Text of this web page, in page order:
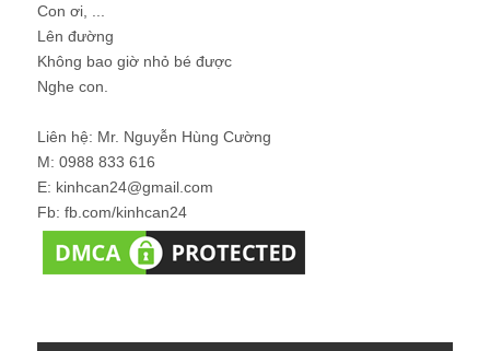
Con ơi, ...
Lên đường
Không bao giờ nhỏ bé được
Nghe con.
Liên hệ: Mr. Nguyễn Hùng Cường
M: 0988 833 616
E: kinhcan24@gmail.com
Fb: fb.com/kinhcan24